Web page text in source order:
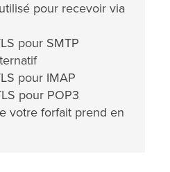
pour recevoir via
pour SMTP
pour IMAP
pour POP3
votre forfait prend en